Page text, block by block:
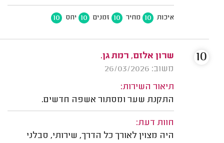
איכות 10 מחיר 10 זמנים 10 יחס 10
שרון אלזם, רמת גן.
משוב: 26/03/2026
תיאור השירות:
התקנת שער ומסתור אשפה חדשים.
חוות דעת:
היה מצוין לאורך כל הדרך, שירותי, סבלני
10